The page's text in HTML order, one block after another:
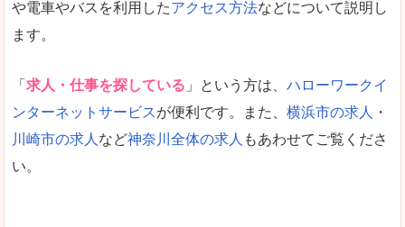
や電車やバスを利用したアクセス方法などについて説明し
ます。
「 求人・仕事を探している 」という方は、 ハローワークイ
ンターネットサービスが便利です。また、 横浜市の求人
・
川崎市の求人 など神奈川全体の求人 もあわせてご覧くださ
い。